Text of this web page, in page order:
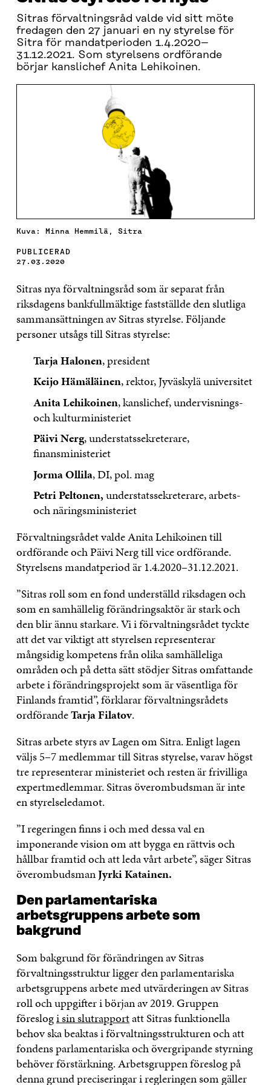
Sitras förvaltningsråd valde vid sitt möte
fredagen den 27 januari en ny styrelse för
Sitra för mandatperioden 1.4.2020–
31.12.2021. Som styrelsens ordförande
börjar kanslichef Anita Lehikoinen.
Kuva: Minna Hemmilä, Sitra
PUBLICERAD
27.03.2020
Sitras nya förvaltningsråd som är separat från
riksdagens bankfullmäktige fastställde den slutliga
sammansättningen av Sitras styrelse. Följande
personer utsågs till Sitras styrelse:
Tarja Halonen, president
Keijo Hämäläinen, rektor, Jyväskylä universitet
Anita Lehikoinen, kanslichef, undervisnings-
och kulturministeriet
Päivi Nerg, understatssekreterare,
finansministeriet
Jorma Ollila, DI, pol. mag
Petri Peltonen,understatssekreterare, arbets-
och näringsministeriet
Förvaltningsrådet valde Anita Lehikoinen till
ordförande och Päivi Nerg till vice ordförande.
Styrelsens mandatperiod är 1.4.2020–31.12.2021.
”Sitras roll som en fond underställd riksdagen och
som en samhällelig förändringsaktör är stark och
den blir ännu starkare. Vi i förvaltningsrådet tyckte
att det var viktigt att styrelsen representerar
mångsidig kompetens från olika samhälleliga
områden och på detta sätt stödjer Sitras omfattande
arbete i förändringsprojekt som är väsentliga för
Finlands framtid”, förklarar förvaltningsrådets
ordförandeTarja Filatov.
Sitras arbete styrs av Lagen om Sitra. Enligt lagen
väljs 5–7 medlemmar till Sitras styrelse, varav högst
tre representerar ministeriet och resten är frivilliga
expertmedlemmar. Sitras överombudsman är inte
en styrelseledamot.
”I regeringen finns i och med dessa val en
imponerande vision om att bygga en rättvis och
hållbar framtid och att leda vårt arbete”, säger Sitras
överombudsmanJyrki Katainen.
Den parlamentariska
arbetsgruppens arbete som
bakgrund
Som bakgrund för förändringen av Sitras
förvaltningsstruktur ligger den parlamentariska
arbetsgruppens arbete med utvärderingen av Sitras
roll och uppgifter i början av 2019. Gruppen
föreslogi sin slutrapportatt Sitras funktionella
behov ska beaktas i förvaltningsstrukturen och att
fondens parlamentariska och övergripande styrning
behöver förstärkning. Arbetsgruppen föreslog på
denna grund preciseringar i regleringen som gäller